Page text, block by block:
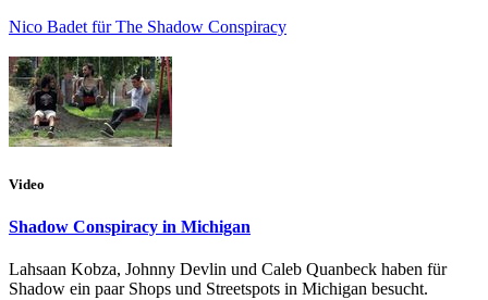
Nico Badet für The Shadow Conspiracy
Video
Shadow Conspiracy in Michigan
Lahsaan Kobza, Johnny Devlin und Caleb Quanbeck haben für
Shadow ein paar Shops und Streetspots in Michigan besucht.